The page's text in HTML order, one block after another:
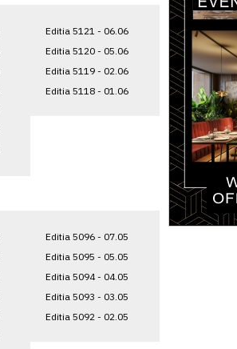
Editia 5121 - 06.06
Editia 5120 - 05.06
Editia 5119 - 02.06
Editia 5118 - 01.06
Editia 5096 - 07.05
Editia 5095 - 05.05
Editia 5094 - 04.05
Editia 5093 - 03.05
Editia 5092 - 02.05